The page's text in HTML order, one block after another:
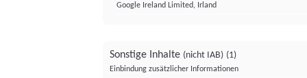
Google Ireland Limited, Irland
Sonstige Inhalte (nicht IAB) (1)
Einbindung zusätzlicher Informationen